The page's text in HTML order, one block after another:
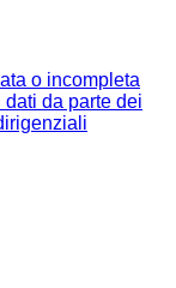
o incompleta
da parte dei